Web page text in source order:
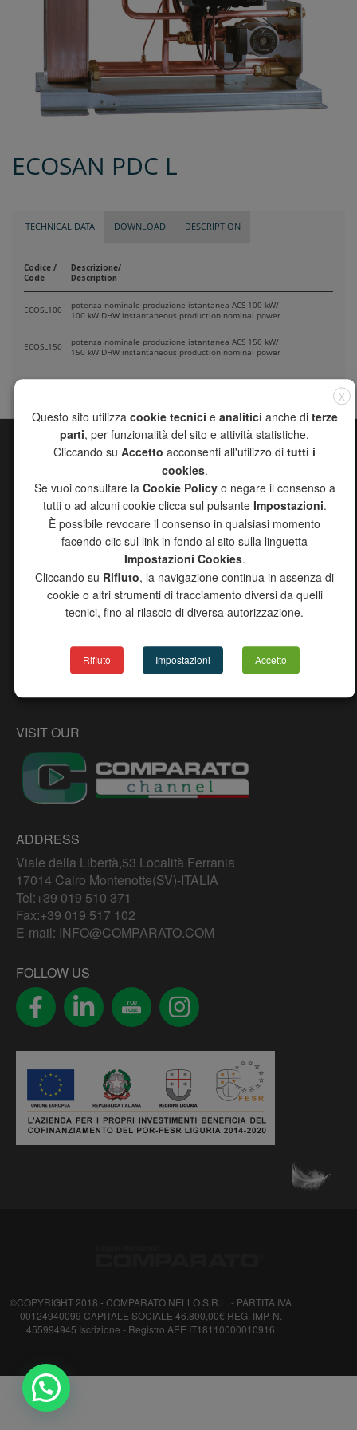
ECOSAN PDC L
TECHNICAL DATA DOWNLOAD DESCRIPTION
Codice /
Code
Descrizione/
Description
ECOSL100
potenza nominale produzione istantanea ACS 100 kW/
100 kW DHW instantaneous production nominal power
ECOSL150
potenza nominale produzione istantanea ACS 150 kW/
150 kW DHW instantaneous production nominal power
CHANNEL
COMPANY
PRODUCTS
DISTRIBUTORS
NEWS
CONTACTS
PRODUCTS CATALOG
GENERAL CATALOGUE
INOX CATALOGUE UPDATE
VISIT OUR
ADDRESS
Viale della Libertà,53 Località Ferrania
17014 Cairo Montenotte(SV)-ITALIA
Tel:+39 019 510 371
Fax:+39 019 517 102
E-mail: INFO@COMPARATO.COM
FOLLOW US
YOU
TUBE
©COPYRIGHT 2018 - COMPARATO NELLO S.R.L. - PARTITA IVA
00124940099 CAPITALE SOCIALE 46.800,00€ REG. IMP. N.
455994945 Iscrizione - Registro AEE IT18110000010916
X
Questo sito utilizza cookie tecnici e analitici anche di terze
parti, per funzionalità del sito e attività statistiche.
Cliccando su Accetto acconsenti all'utilizzo di tutti i
cookies.
Se vuoi consultare la Cookie Policyo negare il consenso a
tutti o ad alcuni cookie clicca sul pulsante Impostazioni.
È possibile revocare il consenso in qualsiasi momento
facendo clic sul link in fondo al sito sulla linguetta
Impostazioni Cookies.
Cliccando su Rifiuto, la navigazione continua in assenza di
cookie o altri strumenti di tracciamento diversi da quelli
tecnici, fino al rilascio di diversa autorizzazione.
Rifiuto Impostazioni Accetto